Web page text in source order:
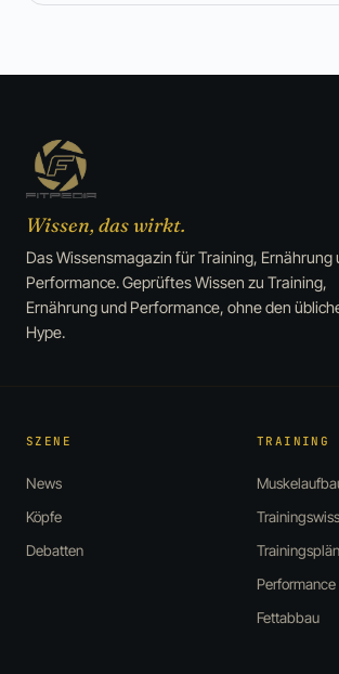
Wissen, das wirkt.
Das Wissensmagazin für Training, Ernährung
Performance. Geprüftes Wissen zu Training,
Ernährung und Performance, ohne den
Hype.
SZENE
News
Köpfe
Debatten
TRAINING
Performance
Fettabbau